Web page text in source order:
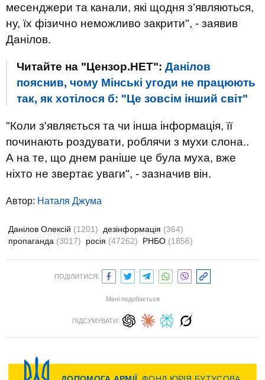
месенджери та канали, які щодня з’являються,
ну, їх фізично неможливо закрити", - заявив
Данілов.
Читайте на "Цензор.НЕТ": Данілов
пояснив, чому Мінські угоди не працюють
так, як хотілося б: "Це зовсім інший світ"
"Коли з'являється та чи інша інформація, її
починають роздувати, роблячи з мухи слона..
А на те, що днем ​​раніше це була муха, вже
ніхто не звертає уваги", - зазначив він.
Автор: Наталя Джума
Данілов Олексій (1201) дезінформація (364)
пропаганда (3017) росія (47262) РНБО (1856)
ПОДІЛИТИСЯ:
Мені подобається
ПІДСУМУВАТИ: